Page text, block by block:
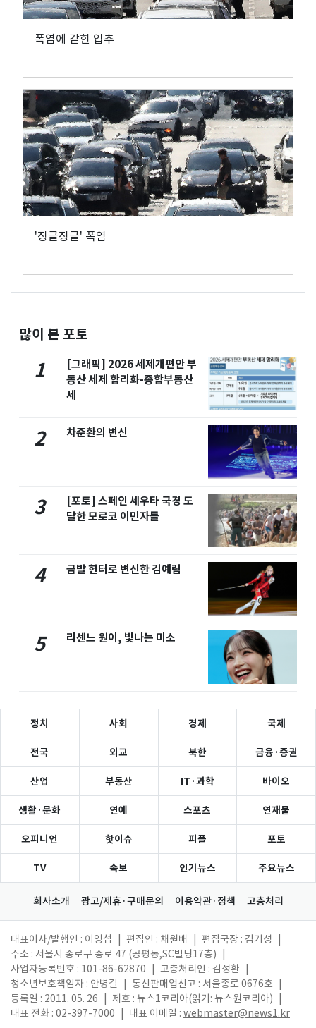
폭염에 갇힌 입추
'징글징글' 폭염
많이 본 포토
1
[그래픽] 2026 세제개편안 부
동산 세제 합리화-종합부동산
세
2 차준환의 변신
3
[포토] 스페인 세우타 국경 도
달한 모로코 이민자들
4 금발 헌터로 변신한 김예림
5 리센느 원이, 빛나는 미소
정치 사회 경제 국제
전국 외교 북한 금융·증권
산업 부동산 IT·과학 바이오
생활·문화 연예 스포츠 연재물
오피니언 핫이슈 피플 포토
TV 속보 인기뉴스 주요뉴스
회사소개 광고/제휴·구매문의 이용약관·정책 고충처리
대표이사/발행인 : 이영섭 편집인 : 채원배 편집국장 : 김기성
주소 : 서울시 종로구 종로 47 (공평동,SC빌딩17층)
사업자등록번호 : 101-86-62870
고충처리인 : 김성환
청소년보호책임자 : 안병길
통신판매업신고 : 서울종로 0676호
등록일 : 2011. 05. 26
제호 : 뉴스1코리아(읽기: 뉴스원코리아)
대표 전화 : 02-397-7000
대표 이메일 : webmaster@news1.kr